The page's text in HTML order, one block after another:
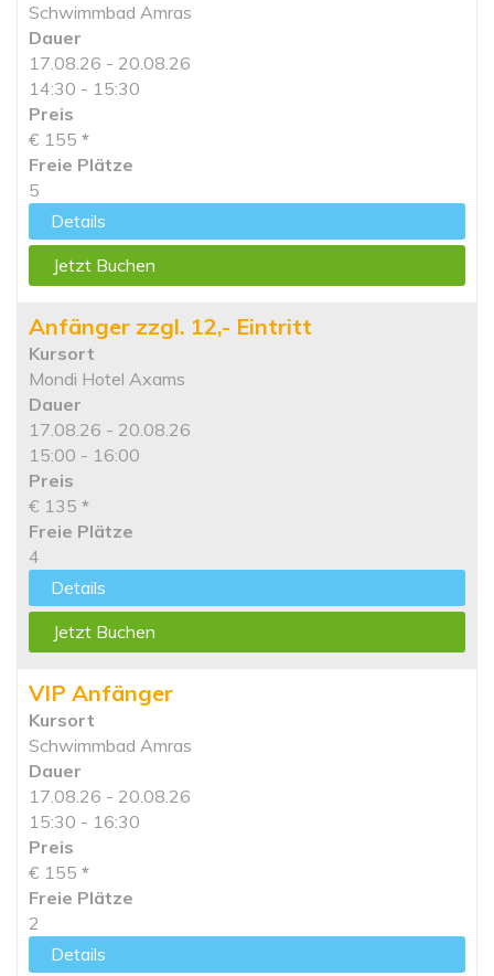
Schwimmbad Amras
Dauer
17.08.26 - 20.08.26
14:30 - 15:30
Preis
€ 155 *
Freie Plätze
5
Details
Jetzt Buchen
Anfänger zzgl. 12,- Eintritt
Kursort
Mondi Hotel Axams
Dauer
17.08.26 - 20.08.26
15:00 - 16:00
Preis
€ 135 *
Freie Plätze
4
Details
Jetzt Buchen
VIP Anfänger
Kursort
Schwimmbad Amras
Dauer
17.08.26 - 20.08.26
15:30 - 16:30
Preis
€ 155 *
Freie Plätze
2
Details